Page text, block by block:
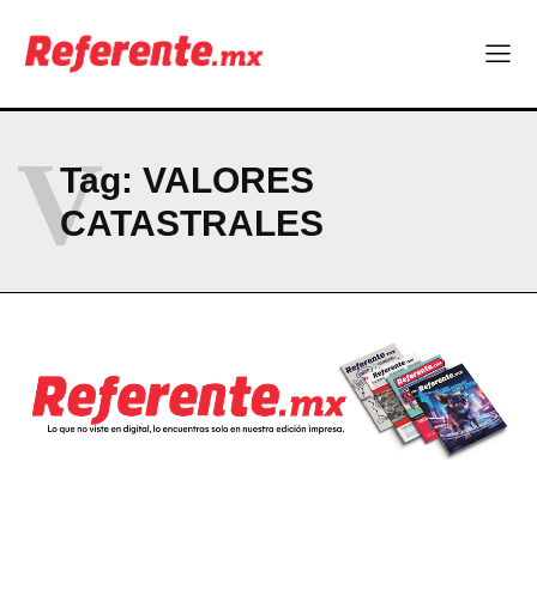
Company
ABOUT
PRIVACY POLICY
NEWSLETTER
Tag: VALORES
CATASTRALES
V